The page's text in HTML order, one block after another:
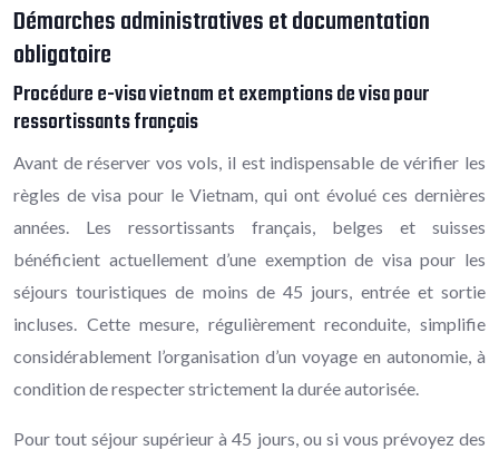
Démarches administratives et documentation
obligatoire
Procédure e-visa vietnam et exemptions de visa pour
ressortissants français
Avant de réserver vos vols, il est indispensable de vérifier les
règles de visa pour le Vietnam, qui ont évolué ces dernières
années. Les ressortissants français, belges et suisses
bénéficient actuellement d’une exemption de visa pour les
séjours touristiques de moins de 45 jours, entrée et sortie
incluses. Cette mesure, régulièrement reconduite, simplifie
considérablement l’organisation d’un voyage en autonomie, à
condition de respecter strictement la durée autorisée.
Pour tout séjour supérieur à 45 jours, ou si vous prévoyez des